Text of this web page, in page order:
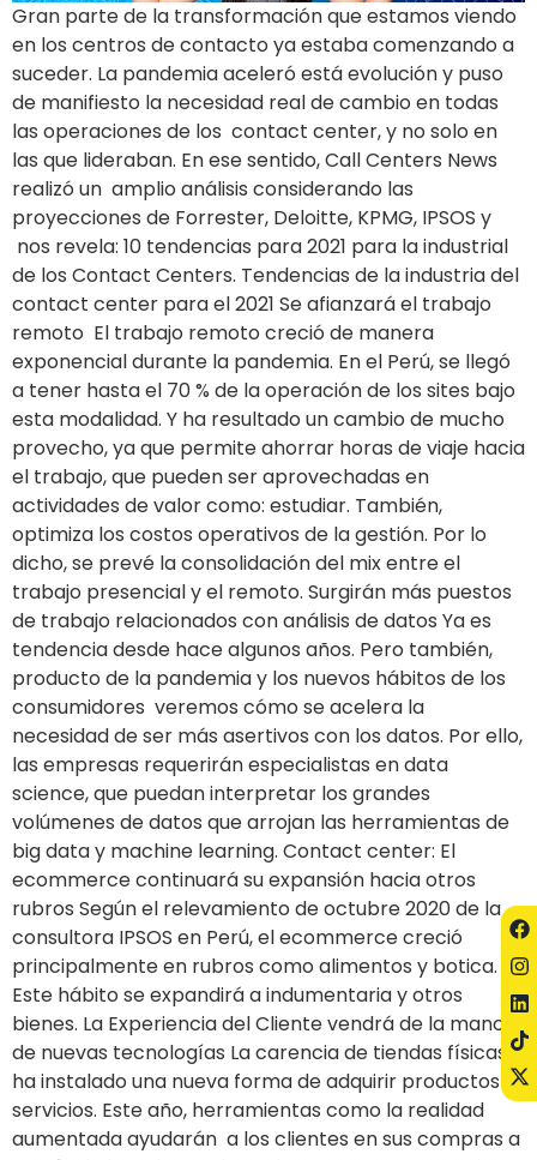
Gran parte de la transformación que estamos viendo
en los centros de contacto ya estaba comenzando a
suceder. La pandemia aceleró está evolución y puso
de manifiesto la necesidad real de cambio en todas
las operaciones de los contact center, y no solo en
las que lideraban. En ese sentido, Call Centers News
realizó un amplio análisis considerando las
proyecciones de Forrester, Deloitte, KPMG, IPSOS y
nos revela: 10 tendencias para 2021 para la industrial
de los Contact Centers. Tendencias de la industria del
contact center para el 2021 Se afianzará el trabajo
remoto El trabajo remoto creció de manera
exponencial durante la pandemia. En el Perú, se llegó
a tener hasta el 70 % de la operación de los sites bajo
esta modalidad. Y ha resultado un cambio de mucho
provecho, ya que permite ahorrar horas de viaje hacia
el trabajo, que pueden ser aprovechadas en
actividades de valor como: estudiar. También,
optimiza los costos operativos de la gestión. Por lo
dicho, se prevé la consolidación del mix entre el
trabajo presencial y el remoto. Surgirán más puestos
de trabajo relacionados con análisis de datos Ya es
tendencia desde hace algunos años. Pero también,
producto de la pandemia y los nuevos hábitos de los
consumidores veremos cómo se acelera la
necesidad de ser más asertivos con los datos. Por ello,
las empresas requerirán especialistas en data
science, que puedan interpretar los grandes
volúmenes de datos que arrojan las herramientas de
big data y machine learning. Contact center: El
ecommerce continuará su expansión hacia otros
rubros Según el relevamiento de octubre 2020 de la
consultora IPSOS en Perú, el ecommerce creció
principalmente en rubros como alimentos y botica.
Este hábito se expandirá a indumentaria y otros
bienes. La Experiencia del Cliente vendrá de la mano
de nuevas tecnologías La carencia de tiendas físicas
ha instalado una nueva forma de adquirir productos y
servicios. Este año, herramientas como la realidad
aumentada ayudarán a los clientes en sus compras a